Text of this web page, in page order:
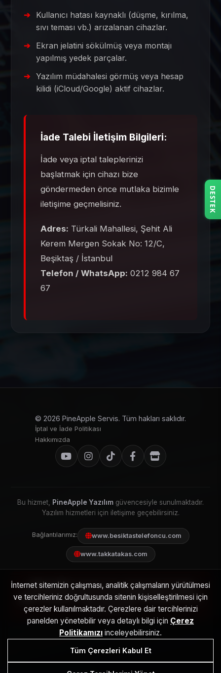
Kullanıcı hatası kaynaklı (düşme, kırılma,
sıvı teması vb.) arızalanan cihazlar.
Ekran jelatini sökülmüş veya montajı
yapılmış yedek parçalar.
Yazılım müdahalesi görmüş veya hesap
kilidi (iCloud/Google) aktif cihazlar.
İade Talebi İletişim Bilgileri:
İade veya iptal taleplerinizi
başlatmak için cihazı bize
göndermeden önce mutlaka bizimle
iletişime geçmelisiniz.
Adres: Türkali Mahallesi, Şehit Ali
Kerem Mergen Sokak No: 12/C,
Beşiktaş / İstanbul
Telefon / WhatsApp: 0212 984 67
67
© 2026 PineApple Servis. Tüm hakları saklıdır.
İptal ve İade Politikası
Hakkımızda
Bu hizmet, PineApple Yazılım güvencesiyle sunulmaktadır.
Yazılım hizmetleri için iletişime geçebilirsiniz.
Bağlantılarımız: www.besiktastelefoncu.com
www.takkatakas.com
YASAL UYARI: PineApple Servis, bağımsız bir özel teknik
servistir. Web sitemizde adı geçen
Ray-Ban, Meta, Luxottica,
Apple, Samsungve diğer markalar, ilgili hak sahiplerinin tescilli
ticari markalarıdır.
DESTEK
İnternet sitemizin çalışması, analitik çalışmaların yürütülmesi
ve tercihleriniz doğrultusunda sitenin kişiselleştirilmesi için
çerezler kullanılmaktadır. Çerezlere dair tercihlerinizi
panelden yönetebilir veya detaylı bilgi için Çerez
Politikamızı inceleyebilirsiniz.
Tüm Çerezleri Kabul Et